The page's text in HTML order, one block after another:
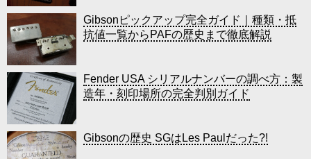
Gibsonピックアップ完全ガイド｜種類・抵
抗値一覧からPAFの歴史まで徹底解説
Fender USA シリアルナンバーの調べ方：製
造年・刻印場所の完全判別ガイド
Gibsonの歴史 SGはLes Paulだった?!